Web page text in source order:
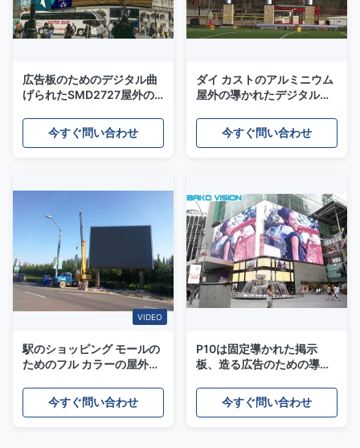
広告板のためのデジタル曲
げられたSMD2727屋外の
今すぐ問い合わせ
ダイ カストのアルミニウム
屋外の導かれたデジタル表
Billboardasは
今すぐ問い合わせ
VIDEO
駅のショッピング モールの
ためのフル カラーの屋外の
P6.67 P8 P10
今すぐ問い合わせ
P10は固定導かれた掲示
板、造る広告のための導か
壁を防水します
今すぐ問い合わせ